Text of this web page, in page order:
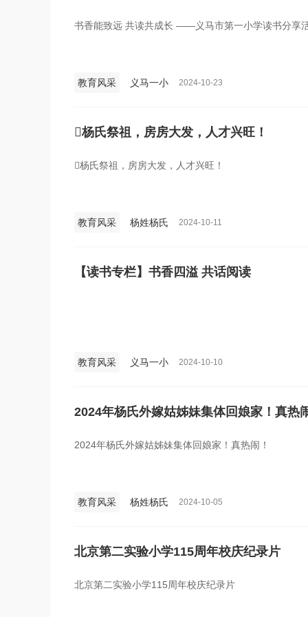
书香能致远 共读共成长 ——义马市第一小学读书分享
教育风采 义马一小 2024-10-23
杨氏祭祖，房房大发，人才兴旺！
杨氏祭祖，房房大发，人才兴旺！
教育风采 杨姓杨氏 2024-10-11
【读书专栏】书香四溢 共话阅读
教育风采 义马一小 2024-10-10
2024年杨氏外嫁姑姊妹集体回娘家！真热
2024年杨氏外嫁姑姊妹集体回娘家！真热闹！
教育风采 杨姓杨氏 2024-10-05
北京第二实验小学115周年校庆纪录片
北京第二实验小学115周年校庆纪录片